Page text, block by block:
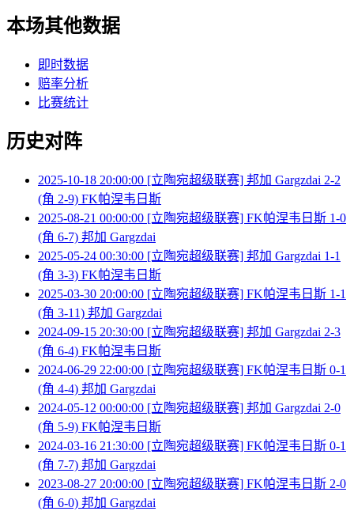
本场其他数据
即时数据
赔率分析
比赛统计
历史对阵
2025-10-18 20:00:00 [立陶宛超级联赛] 邦加 Gargzdai 2-2
(角 2-9) FK帕涅韦日斯
2025-08-21 00:00:00 [立陶宛超级联赛] FK帕涅韦日斯 1-0
(角 6-7) 邦加 Gargzdai
2025-05-24 00:30:00 [立陶宛超级联赛] 邦加 Gargzdai 1-1
(角 3-3) FK帕涅韦日斯
2025-03-30 20:00:00 [立陶宛超级联赛] FK帕涅韦日斯 1-1
(角 3-11) 邦加 Gargzdai
2024-09-15 20:30:00 [立陶宛超级联赛] 邦加 Gargzdai 2-3
(角 6-4) FK帕涅韦日斯
2024-06-29 22:00:00 [立陶宛超级联赛] FK帕涅韦日斯 0-1
(角 4-4) 邦加 Gargzdai
2024-05-12 00:00:00 [立陶宛超级联赛] 邦加 Gargzdai 2-0
(角 5-9) FK帕涅韦日斯
2024-03-16 21:30:00 [立陶宛超级联赛] FK帕涅韦日斯 0-1
(角 7-7) 邦加 Gargzdai
2023-08-27 20:00:00 [立陶宛超级联赛] FK帕涅韦日斯 2-0
(角 6-0) 邦加 Gargzdai